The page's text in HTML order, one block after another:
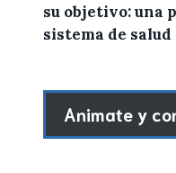
su objetivo: una
sistema de
Animate y